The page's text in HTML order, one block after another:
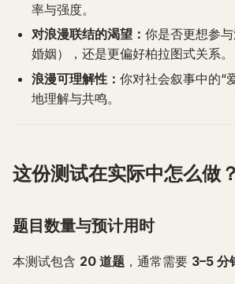
率与强度。
对浪漫联结的渴望： 你是否更想参与
婚姻），还是更偏好柏拉图式关系。
浪漫可理解性： 你对社会叙事中的“
地理解与共鸣。
这份测试在实际中怎么做？
题目数量与预计用时
本测试包含 20 道题 ，通常需要 3–5 分